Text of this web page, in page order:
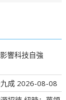
響科技自強
成 2026-08-08